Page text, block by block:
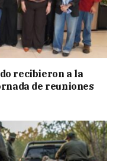
recibieron a la
de reuniones